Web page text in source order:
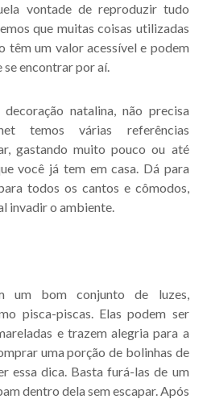
vontade de reproduzir tudo
que muitas coisas utilizadas
têm um valor acessível e podem
se encontrar por aí.
natalina, não precisa
temos várias referências
gastando muito pouco ou até
você já tem em casa. Dá para
todos os cantos e cômodos,
invadir o ambiente.
um bom conjunto de luzes,
pisca-piscas. Elas podem ser
e trazem alegria para a
uma porção de bolinhas de
essa dica. Basta furá-las de um
dentro dela sem escapar. Após